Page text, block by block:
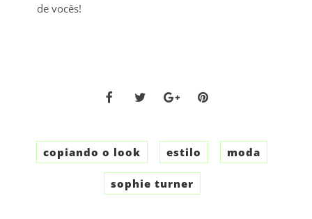
de vocês!
copiando o look estilo moda
sophie turner